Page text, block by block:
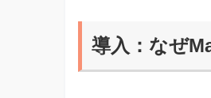
導入：なぜ